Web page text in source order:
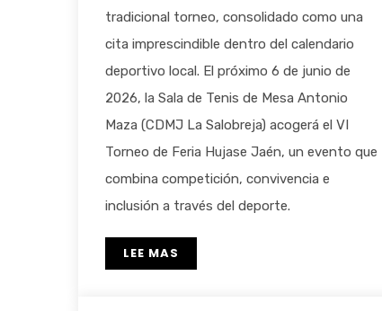
tradicional torneo, consolidado como una
cita imprescindible dentro del calendario
deportivo local. El próximo 6 de junio de
2026, la Sala de Tenis de Mesa Antonio
Maza (CDMJ La Salobreja) acogerá el VI
Torneo de Feria Hujase Jaén, un evento que
combina competición, convivencia e
inclusión a través del deporte.
LEE MAS